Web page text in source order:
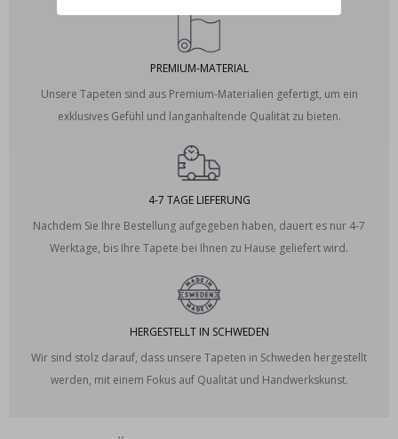
PREMIUM-MATERIAL
Unsere Tapeten sind aus Premium-Materialien gefertigt, um ein
exklusives Gefühl und langanhaltende Qualität zu bieten.
4-7 TAGE LIEFERUNG
Nachdem Sie Ihre Bestellung aufgegeben haben, dauert es nur 4-7
Werktage, bis Ihre Tapete bei Ihnen zu Hause geliefert wird.
HERGESTELLT IN SCHWEDEN
Wir sind stolz darauf, dass unsere Tapeten in Schweden hergestellt
werden, mit einem Fokus auf Qualität und Handwerkskunst.